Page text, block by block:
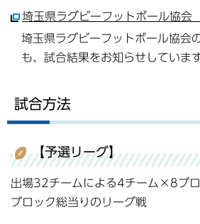
埼玉県ラグビーフットボール協会
埼玉県ラグビーフットボール協会
も、試合結果をお知らせしています
試合方法
【予選リーグ】
出場32チームによる4チーム×8ブ
ブロック総当りのリーグ戦